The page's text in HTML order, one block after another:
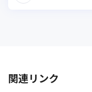
関連リンク